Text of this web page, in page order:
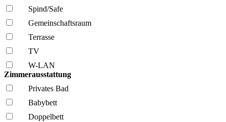
Spind/Safe
Gemeinschafts­raum
Terrasse
TV
W-LAN
Zimmerausstattung
Privates Bad
Babybett
Doppelbett